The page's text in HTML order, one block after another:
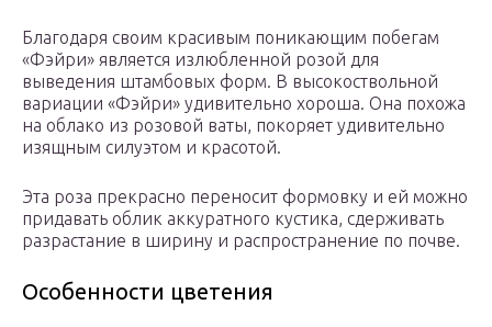
Благодаря своим красивым поникающим побегам
«Фэйри» является излюбленной розой для
выведения штамбовых форм. В высокоствольной
вариации «Фэйри» удивительно хороша. Она похожа
на облако из розовой ваты, покоряет удивительно
изящным силуэтом и красотой.
Эта роза прекрасно переносит формовку и ей можно
придавать облик аккуратного кустика, сдерживать
разрастание в ширину и распространение по почве.
Особенности цветения